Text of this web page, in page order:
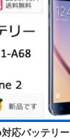
応バッテリー